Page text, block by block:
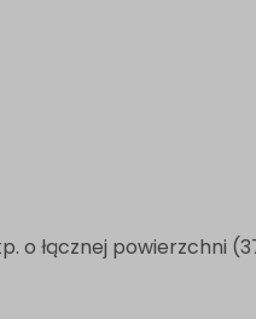
o łącznej powierzchni